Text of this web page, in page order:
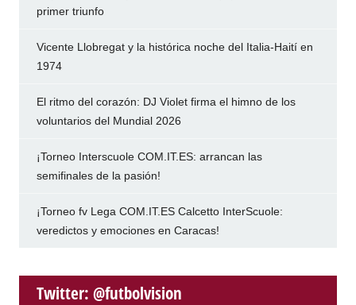
primer triunfo
Vicente Llobregat y la histórica noche del Italia-Haití en
1974
El ritmo del corazón: DJ Violet firma el himno de los
voluntarios del Mundial 2026
¡Torneo Interscuole COM.IT.ES: arrancan las
semifinales de la pasión!
¡Torneo fv Lega COM.IT.ES Calcetto InterScuole:
veredictos y emociones en Caracas!
Twitter: @futbolvision